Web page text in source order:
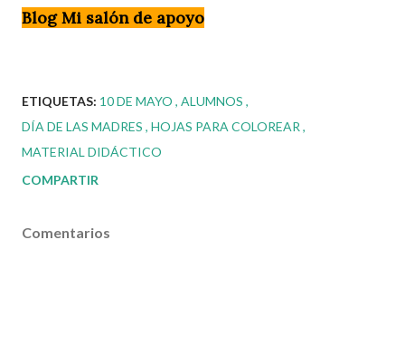
Blog Mi salón de apoyo
ETIQUETAS: 10 DE MAYO ALUMNOS
DÍA DE LAS MADRES HOJAS PARA COLOREAR
MATERIAL DIDÁCTICO
COMPARTIR
Comentarios